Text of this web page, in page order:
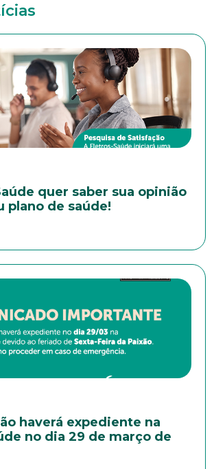
quer saber sua opinião
plano de saúde!
haverá expediente na
no dia 29 de março de
de uma instituição sólida, ética e
com o bem-estar dos seus
Preencha todos os dados abaixo e
anexe seu currículo.